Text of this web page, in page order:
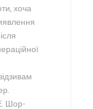
хоча
Шор-